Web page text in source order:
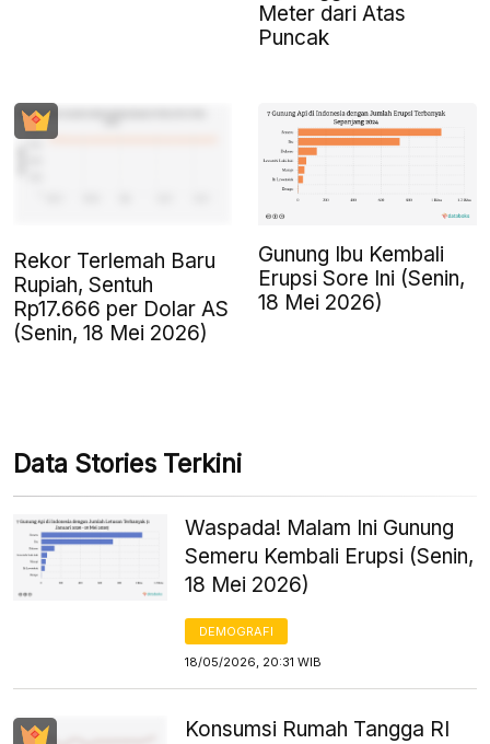
Meter dari Atas
Puncak
Rekor Terlemah Baru
Rupiah, Sentuh
Rp17.666 per Dolar AS
(Senin, 18 Mei 2026)
Gunung Ibu Kembali
Erupsi Sore Ini (Senin,
18 Mei 2026)
Data Stories Terkini
Waspada! Malam Ini Gunung
Semeru Kembali Erupsi (Senin,
18 Mei 2026)
DEMOGRAFI
18/05/2026, 20:31 WIB
Konsumsi Rumah Tangga RI